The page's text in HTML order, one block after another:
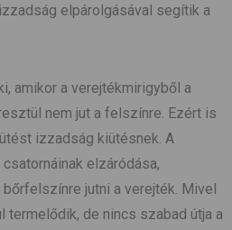
elpárolgásával segítik a
amikor a verejtékmirigyből a
nem jut a felszínre. Ezért is
izzadság kiütésnek. A
elzáródása,
jutni a verejték. Mivel
termelődik, de nincs szabad útja a